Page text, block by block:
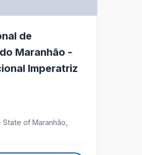
de
Maranhão -
Imperatriz
of Maranhão,